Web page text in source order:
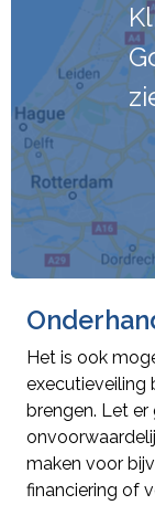
Het is ook
executieveiling
brengen. Let
maken voor
financiering of